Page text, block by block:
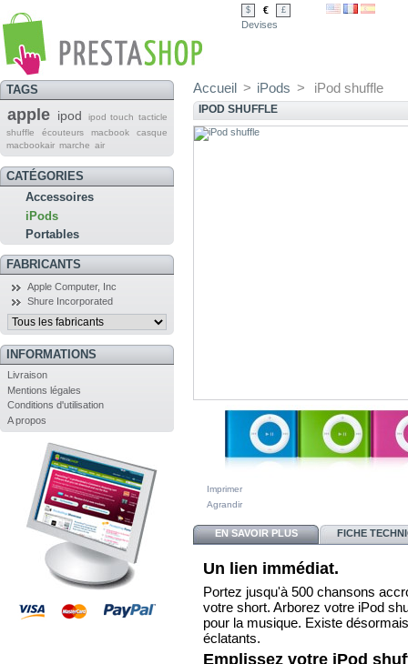
$ € £
Devises
TAGS
apple ipod
ipod touch tacticle
shuffle
écouteurs macbook
casque
macbookair marche air
CATÉGORIES
Accessoires
iPods
Portables
FABRICANTS
Apple Computer, Inc
Shure Incorporated
INFORMATIONS
Livraison
Mentions légales
Conditions d'utilisation
A propos
Accueil > iPods > iPod shuffle
IPOD SHUFFLE
Imprimer
Agrandir
EN SAVOIR PLUS FICHE
Un lien immédiat.
Portez jusqu'à 500 chansons
votre short. Arborez votre iPod
pour la musique. Existe
éclatants.
Emplissez votre iPod